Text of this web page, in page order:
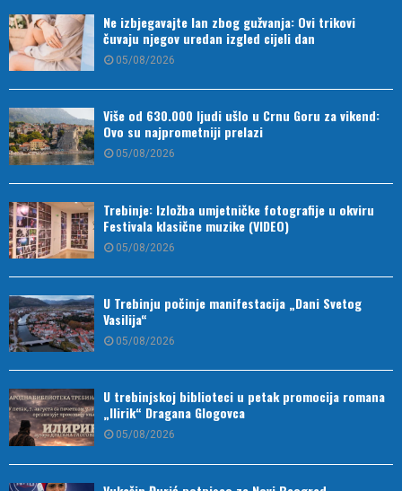
Ne izbjegavajte lan zbog gužvanja: Ovi trikovi
čuvaju njegov uredan izgled cijeli dan
05/08/2026
Više od 630.000 ljudi ušlo u Crnu Goru za vikend:
Ovo su najprometniji prelazi
05/08/2026
Trebinje: Izložba umjetničke fotografije u okviru
Festivala klasične muzike (VIDEO)
05/08/2026
U Trebinju počinje manifestacija „Dani Svetog
Vasilija“
05/08/2026
U trebinjskoj biblioteci u petak promocija romana
„Ilirik“ Dragana Glogovca
05/08/2026